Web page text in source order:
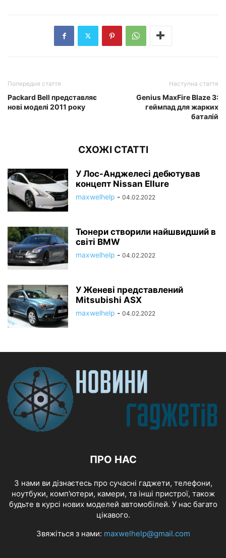
Попередня стаття
Packard Bell представляє
нові моделі 2011 року
Наступна стаття
Genius MaxFire Blaze 3:
геймпад для жарких
баталій
СХОЖІ СТАТТІ
У Лос-Анджелесі дебютував
концепт Nissan Ellure
maxwelhelp - 04.02.2022
Тюнери створили найшвидший в
світі BMW
maxwelhelp - 04.02.2022
У Женеві представлений
Mitsubishi ASX
maxwelhelp - 04.02.2022
ПРО НАС
З нами ви дізнаєтесь про сучасні гаджети, телефони,
ноутбуки, комп'ютери, камери, та інші пристрої, також
будьте в курсі нових моделей автомобілей. У нас багато
цікавого.
Звяжіться з нами: maxwelhelp@gmail.com